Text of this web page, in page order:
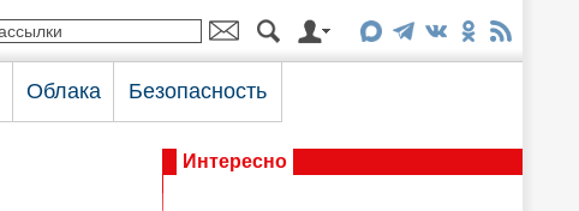
Облака Безопасность
Интересно